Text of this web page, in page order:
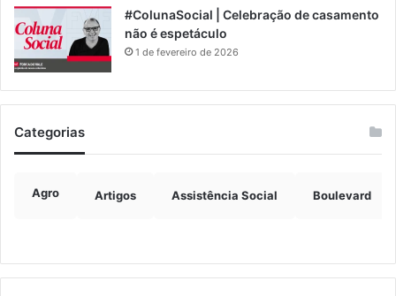
#ColunaSocial | Celebração de casamento
não é espetáculo
1 de fevereiro de 2026
Categorias
Agro Artigos Assistência Social Boulevard